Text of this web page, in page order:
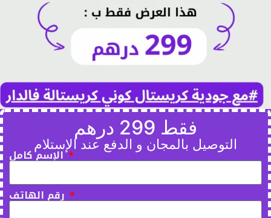
فقط 299 درهم
التوصيل بالمجان و الدفع عند الإستلام
الإسم كامل